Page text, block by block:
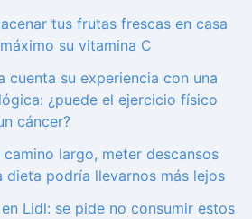
tus frutas frescas en casa
su vitamina C
cuenta su experiencia con una
¿puede el ejercicio físico
cáncer?
camino largo, meter descansos
dieta podría llevarnos más lejos
Lidl: se pide no consumir estos